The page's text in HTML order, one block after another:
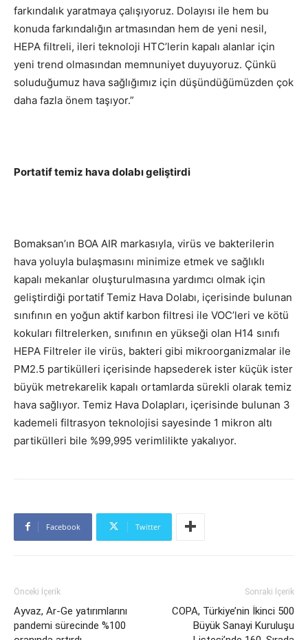
farkındalık yaratmaya çalışıyoruz. Dolayısı ile hem bu
konuda farkındalığın artmasından hem de yeni nesil,
HEPA filtreli, ileri teknoloji HTC’lerin kapalı alanlar için
yeni trend olmasından memnuniyet duyuyoruz. Çünkü
soluduğumuz hava sağlığımız için düşündüğümüzden çok
daha fazla önem taşıyor.”
Portatif temiz hava dolabı geliştirdi
Bomaksan’ın BOA AIR markasıyla, virüs ve bakterilerin
hava yoluyla bulaşmasını minimize etmek ve sağlıklı
kapalı mekanlar oluşturulmasına yardımcı olmak için
geliştirdiği portatif Temiz Hava Dolabı, içerisinde bulunan
sınıfının en yoğun aktif karbon filtresi ile VOC’leri ve kötü
kokuları filtrelerken, sınıfının en yükseği olan H14 sınıfı
HEPA Filtreler ile virüs, bakteri gibi mikroorganizmalar ile
PM2.5 partikülleri içerisinde hapsederek ister küçük ister
büyük metrekarelik kapalı ortamlarda sürekli olarak temiz
hava sağlıyor. Temiz Hava Dolapları, içerisinde bulunan 3
kademeli filtrasyon teknolojisi sayesinde 1 mikron altı
partikülleri bile %99,995 verimlilikte yakalıyor.
Facebook Twitter
Önceki İçerik
Ayvaz, Ar-Ge yatırımlarını
pandemi sürecinde %100
Sonraki İçerik
COPA, Türkiye’nin İkinci 500
Büyük Sanayi Kuruluşu